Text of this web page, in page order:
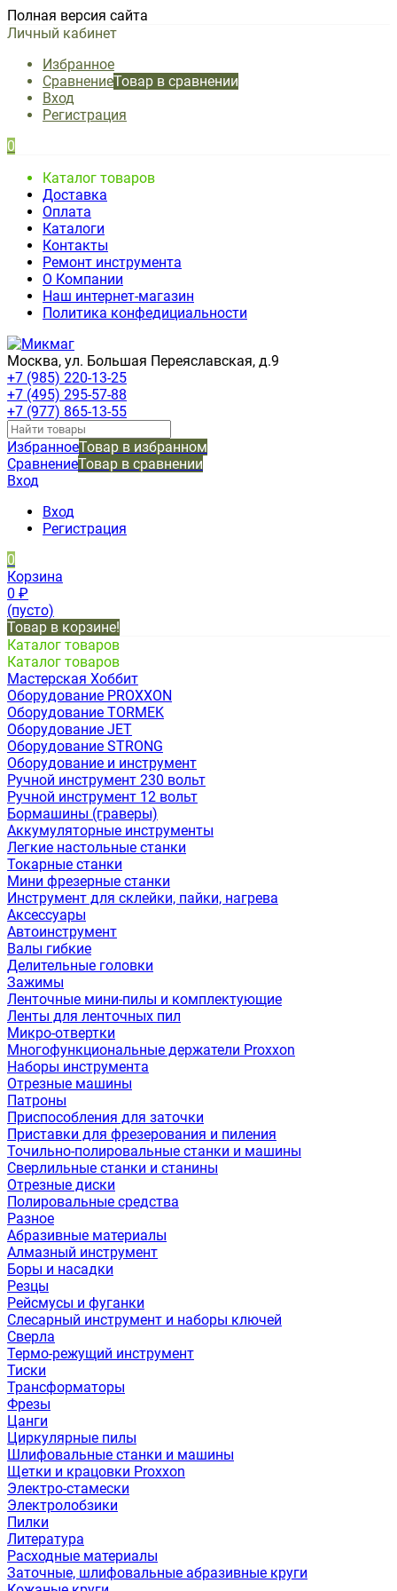
Полная версия сайта
Личный кабинет
Избранное
СравнениеТовар в сравнении
Вход
Регистрация
0
Каталог товаров
Доставка
Оплата
Каталоги
Контакты
Ремонт инструмента
О Компании
Наш интернет-магазин
Политика конфедициальности
Москва, ул. Большая Переяславская, д.9
+7 (985) 220-13-25
+7 (495) 295-57-88
+7 (977) 865-13-55
ИзбранноеТовар в избранном
СравнениеТовар в сравнении
Вход
Вход
Регистрация
0
Корзина
0 ₽
(пусто)
Товар в корзине!
Каталог товаров
Каталог товаров
Мастерская Хоббит
Оборудование PROXXON
Оборудование TORMEK
Оборудование JET
Оборудование STRONG
Оборудование и инструмент
Ручной инструмент 230 вольт
Ручной инструмент 12 вольт
Бормашины (граверы)
Аккумуляторные инструменты
Легкие настольные станки
Токарные станки
Мини фрезерные станки
Инструмент для склейки, пайки, нагрева
Аксессуары
Автоинструмент
Валы гибкие
Делительные головки
Зажимы
Ленточные мини-пилы и комплектующие
Ленты для ленточных пил
Микро-отвертки
Многофункциональные держатели Proxxon
Наборы инструмента
Отрезные машины
Патроны
Приспособления для заточки
Приставки для фрезерования и пиления
Точильно-полировальные станки и машины
Сверлильные станки и станины
Отрезные диски
Полировальные средства
Разное
Абразивные материалы
Алмазный инструмент
Боры и насадки
Резцы
Рейсмусы и фуганки
Слесарный инструмент и наборы ключей
Сверла
Термо-режущий инструмент
Тиски
Трансформаторы
Фрезы
Цанги
Циркулярные пилы
Шлифовальные станки и машины
Щетки и крацовки Proxxon
Электро-стамески
Электролобзики
Пилки
Литература
Расходные материалы
Заточные, шлифовальные абразивные круги